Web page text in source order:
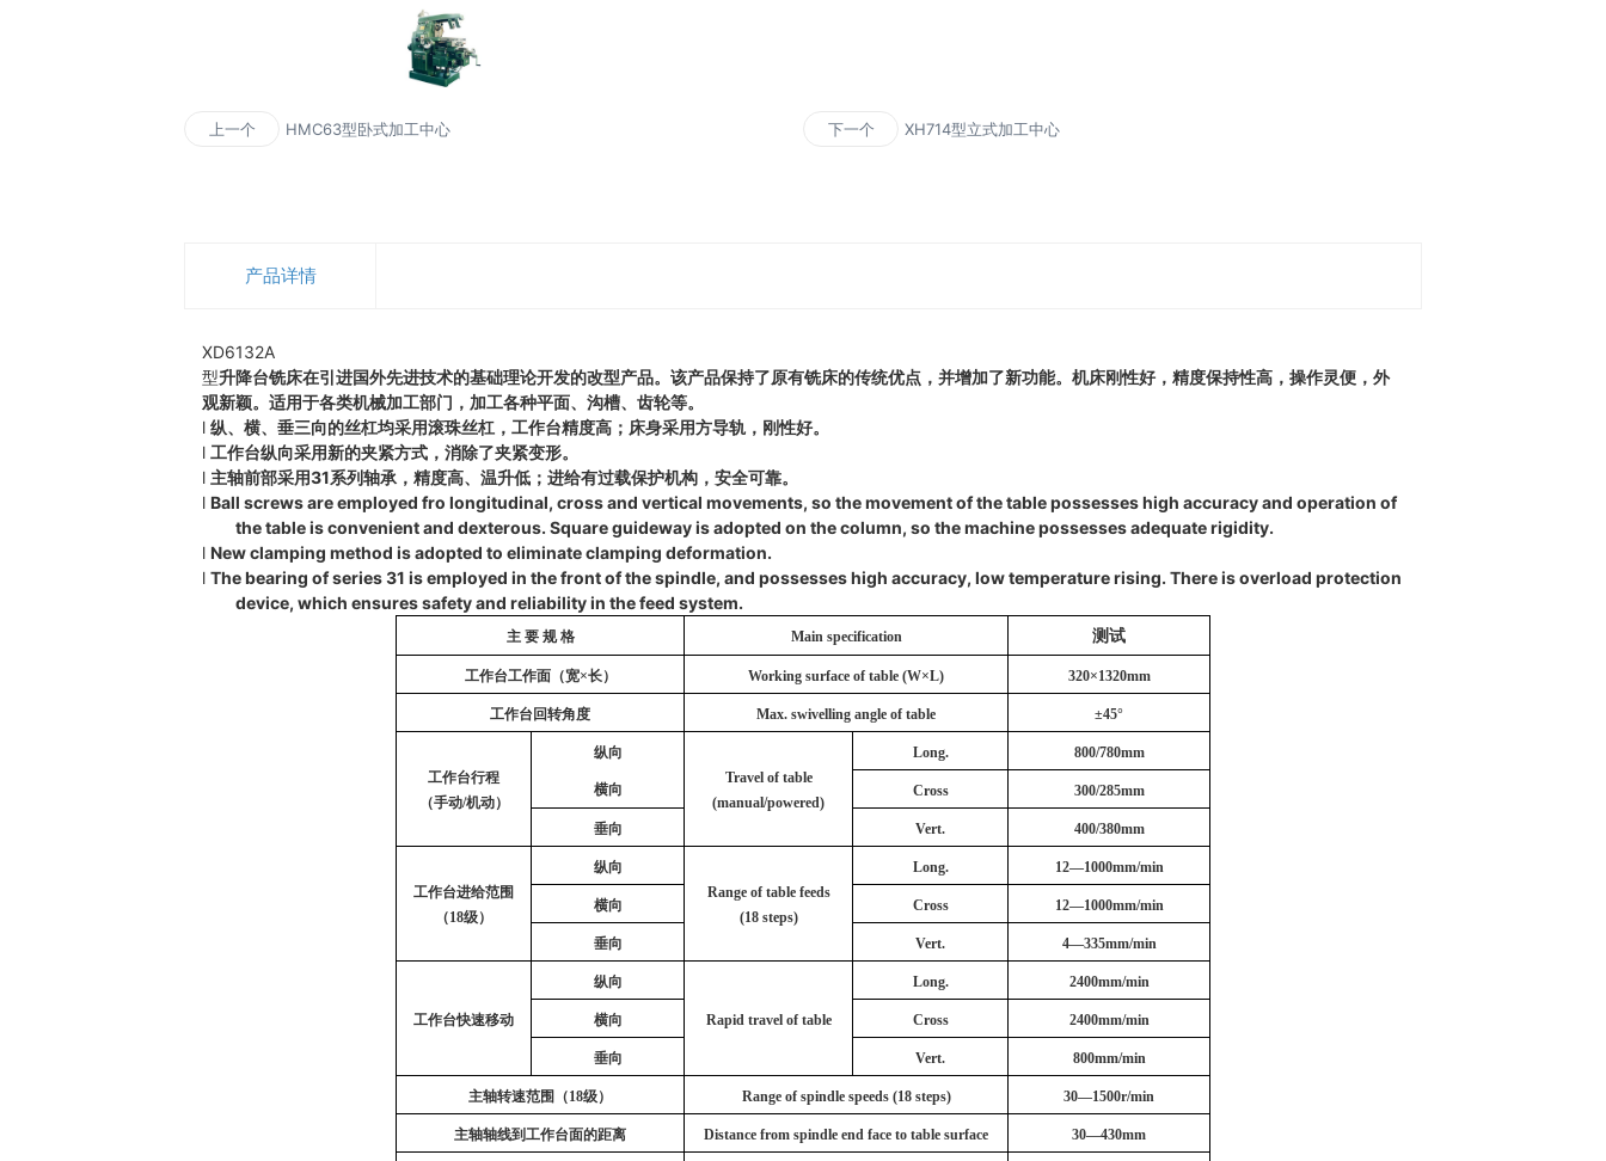
上一个 HMC63型卧式加工中心 下一个 XH714型立式加工中心
产品详情
XD6132A
型升降台铣床在引进国外先进技术的基础理论开发的改型产品。该产品保持了原有铣床的传统优点，并增加了新功能。机床刚性好，精度保持性高，操作灵便，外
观新颖。适用于各类机械加工部门，加工各种平面、沟槽、齿轮等。
l纵、横、垂三向的丝杠均采用滚珠丝杠，工作台精度高；床身采用方导轨，刚性好。
l工作台纵向采用新的夹紧方式，消除了夹紧变形。
l主轴前部采用31系列轴承，精度高、温升低；进给有过载保护机构，安全可靠。
lBall screws are employed fro longitudinal, cross and vertical movements, so the movement of the table possesses high accuracy and operation of
the table is convenient and dexterous. Square guideway is adopted on the column, so the machine possesses adequate rigidity.
lNew clamping method is adopted to eliminate clamping deformation.
lThe bearing of series 31 is employed in the front of the spindle, and possesses high accuracy, low temperature rising. There is overload protection
device, which ensures safety and reliability in the feed system.
主 要 规 格 Main specification 测试
工作台工作面（宽×长） Working surface of table (W×L) 320×1320mm
工作台回转角度 Max. swivelling angle of table ±45°
工作台行程
（手动/机动）
纵向
Travel of table
(manual/powered)
Long. 800/780mm
横向 Cross 300/285mm
垂向 Vert. 400/380mm
工作台进给范围
（18级）
纵向
Range of table feeds
(18 steps)
Long. 12—1000mm/min
横向 Cross 12—1000mm/min
垂向 Vert. 4—335mm/min
工作台快速移动
纵向
Rapid travel of table
Long. 2400mm/min
横向 Cross 2400mm/min
垂向 Vert. 800mm/min
主轴转速范围（18级） Range of spindle speeds (18 steps) 30—1500r/min
主轴轴线到工作台面的距离 Distance from spindle end face to table surface 30—430mm